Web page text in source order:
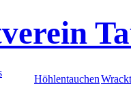
Höhlentauchen